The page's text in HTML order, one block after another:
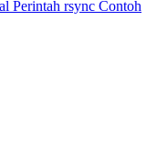
Perintah rsync Contoh